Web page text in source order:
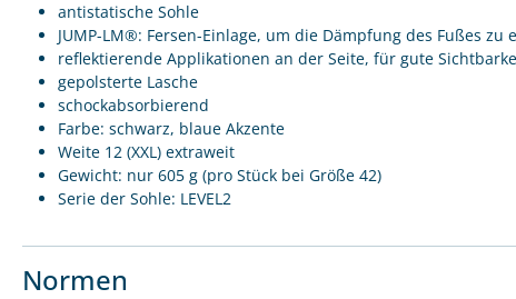
antistatische Sohle
JUMP-LM®: Fersen-Einlage, um die Dämpfung des Fußes zu
reflektierende Applikationen an der Seite, für gute
gepolsterte Lasche
schockabsorbierend
Farbe: schwarz, blaue Akzente
Weite 12 (XXL) extraweit
Gewicht: nur 605 g (pro Stück bei Größe 42)
Serie der Sohle: LEVEL2
Normen